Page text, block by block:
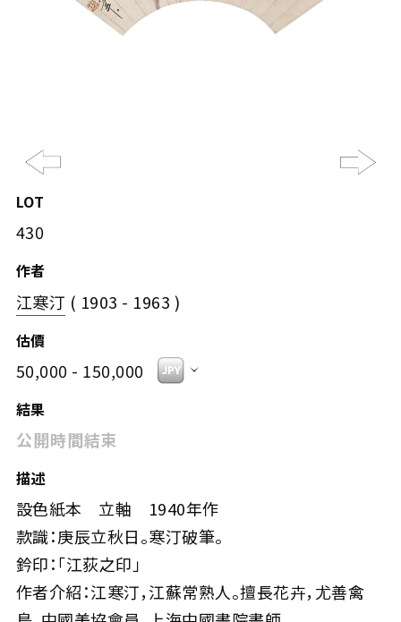
LOT
430
作者
江寒汀 ( 1903 - 1963 )
估價
50,000 - 150,000
結果
公開時間結束
描述
設色紙本 立軸 1940年作
款識：庚辰立秋日。寒汀破筆。
鈐印：「江荻之印」
作者介紹：江寒汀，江蘇常熟人。擅長花卉，尤善禽
Previous